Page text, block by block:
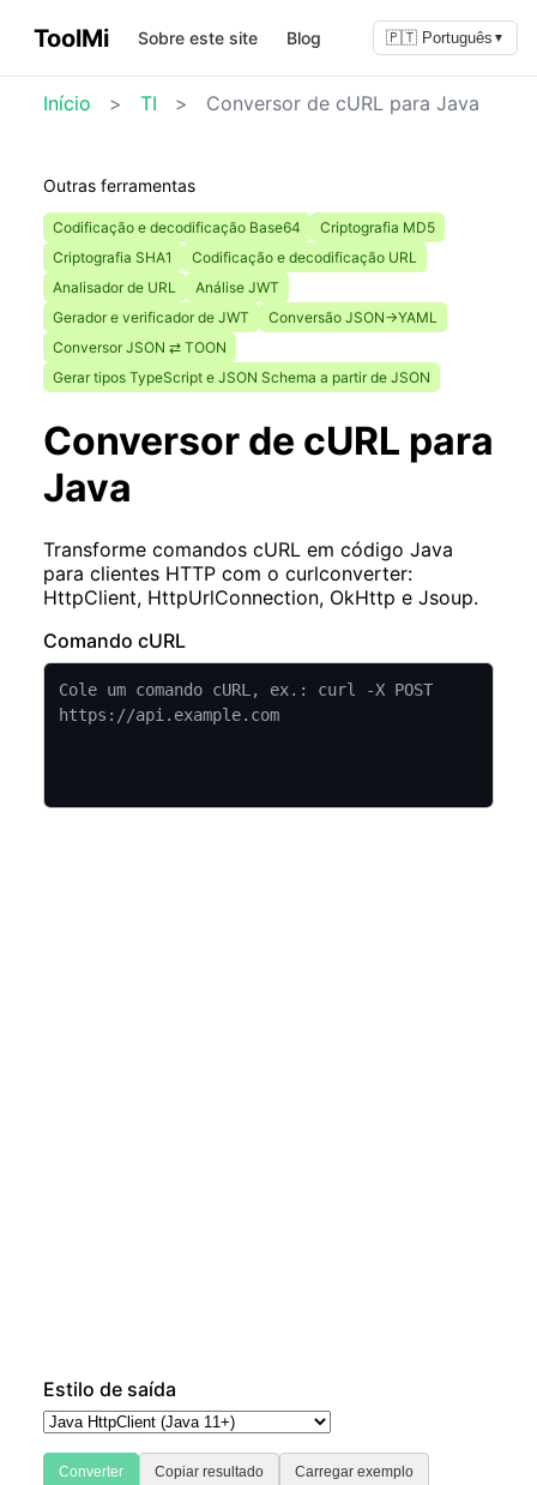
ToolMi Sobre este site Blog 🇵🇹 Português ▼
Início > TI > Conversor de cURL para Java
Outras ferramentas
Codificação e decodificação Base64
Criptografia MD5
Criptografia SHA1
Codificação e decodificação URL
Analisador de URL
Análise JWT
Gerador e verificador de JWT
Conversão JSON→YAML
Conversor JSON ⇄ TOON
Gerar tipos TypeScript e JSON Schema a partir de JSON
Conversor de cURL para
Java
Transforme comandos cURL em código Java
para clientes HTTP com o curlconverter:
HttpClient, HttpUrlConnection, OkHttp e Jsoup.
Comando cURL
Estilo de saída
Converter Copiar resultado Carregar exemplo